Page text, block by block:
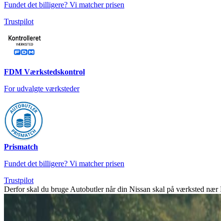
Fundet det billigere? Vi matcher prisen
Trustpilot
FDM Værkstedskontrol
For udvalgte værksteder
Prismatch
Fundet det billigere? Vi matcher prisen
Trustpilot
Derfor skal du bruge Autobutler når din Nissan skal på værksted nær